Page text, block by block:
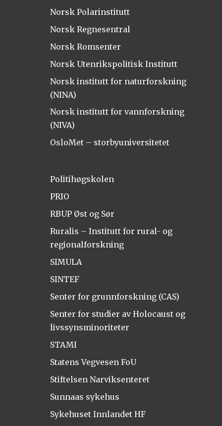
Norsk Polarinstitutt
Norsk Regnesentral
Norsk Romsenter
Norsk Utenrikspolitisk Institutt
Norsk institutt for naturforskning
(NINA)
Norsk institutt for vannforskning
(NIVA)
OsloMet – storbyuniversitetet
Politihøgskolen
PRIO
RBUP Øst og Sør
Ruralis – Institutt for rural- og
regionalforskning
SIMULA
SINTEF
Senter for grunnforskning (CAS)
Senter for studier av Holocaust og
livssynsminoriteter
STAMI
Statens Vegvesen FoU
Stiftelsen Narviksenteret
Sunnaas sykehus
Sykehuset Innlandet HF